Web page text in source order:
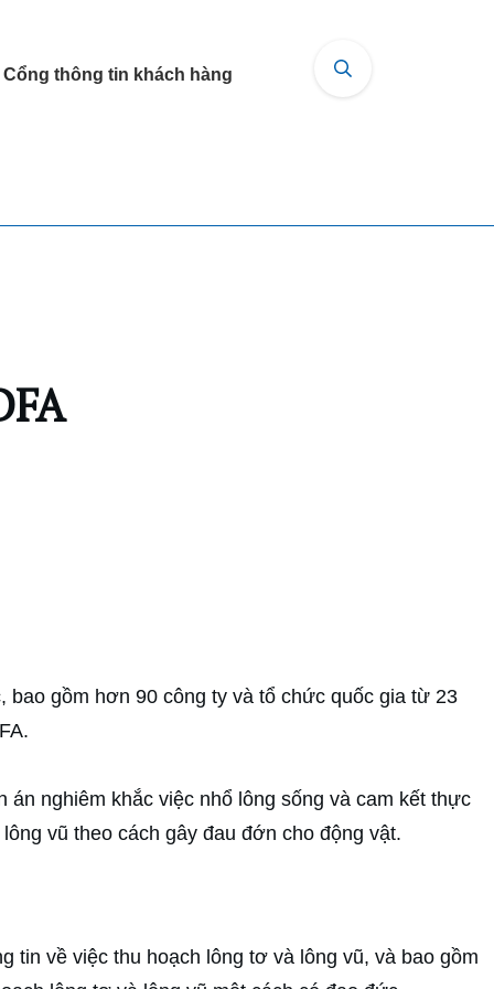
Cổng thông tin khách hàng
gồm hơn 90 công ty và tổ chức quốc gia từ 23
nghiêm khắc việc nhổ lông sống và cam kết thực
vũ theo cách gây đau đớn cho động vật.
tin về việc thu hoạch lông tơ và lông vũ, và bao gồm